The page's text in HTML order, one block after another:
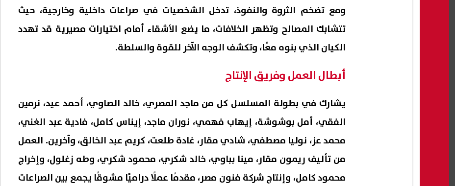
ومع تضخم الثروة والنفوذ، تدخل الشخصيات في صراعات داخلية وخارجية، حيث
تتشابك المصالح وتظهر الخلافات، ما يضع الأشقاء أمام اختيارات مصيرية قد تهدد
الكيان الذي بنوه معًا، وتكشف الوجه الآخر للقوة والسلطة.
أبطال العمل وفريق الإنتاج
يشارك في بطولة المسلسل كل من ماجد المصري، خالد الصاوي، أحمد عيد، نرمين
الفقي، أمل بوشوشة، إيهاب فهمي، نوران ماجد، إيناس كامل، فادية عبد الغني،
محمد عز، نوليا مصطفي، شادي مقار، غادة طلعت، كريم عبد الخالق، وآخرين. العمل
من تأليف ريمون مقار، مينا بباوي، خالد شكري، محمود شكري، وطه زغلول، وإخراج
محمود كامل، وإنتاج شركة فنون مصر، مقدمًا عملًا دراميًا مشوقًا يجمع بين الصراعات